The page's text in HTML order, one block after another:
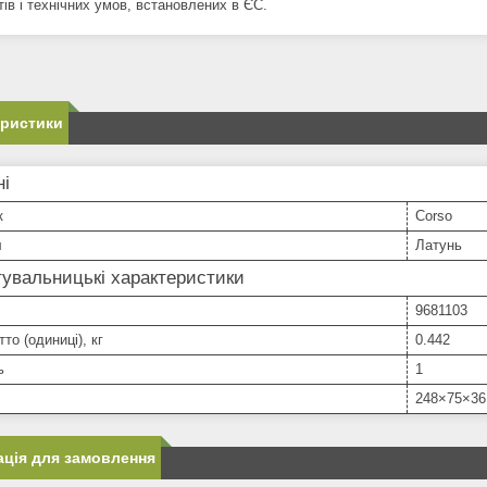
і технічних умов, встановлених в ЄС.
Corso
Латунь
характеристики
9681103
(одиниці), кг
0.442
1
для замовлення